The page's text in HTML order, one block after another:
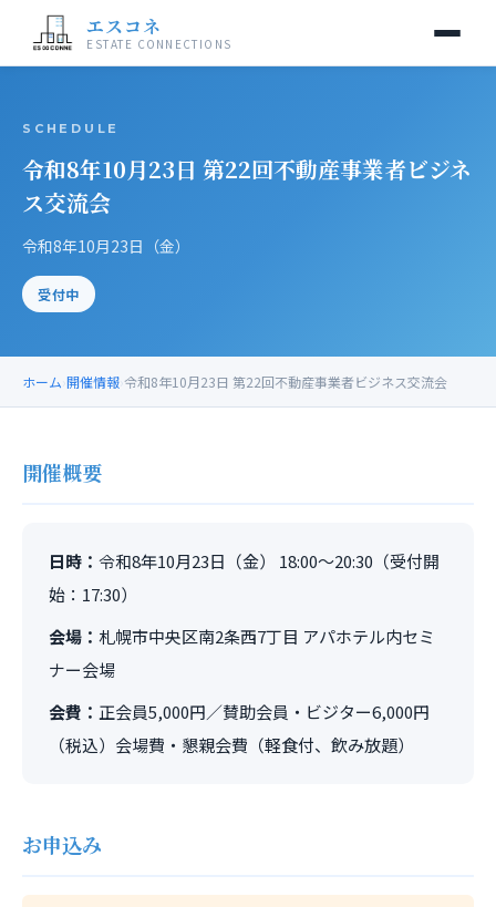
エスコネ
ESTATE CONNECTIONS
開催情報
運営事務局
お問い合わせ
SCHEDULE
令和8年10月23日 第22回不動産事業者ビジネ
ス交流会
令和8年10月23日（金）
受付中
ホーム 開催情報 令和8年10月23日 第22回不動産事業者ビジネス交流会
開催概要
日時： 令和8年10月23日（金） 18:00～20:30（受付開
始：17:30）
会場： 札幌市中央区南2条西7丁目 アパホテル内セミ
ナー会場
会費： 正会員5,000円／賛助会員・ビジター6,000円
（税込）会場費・懇親会費（軽食付、飲み放題）
お申込み